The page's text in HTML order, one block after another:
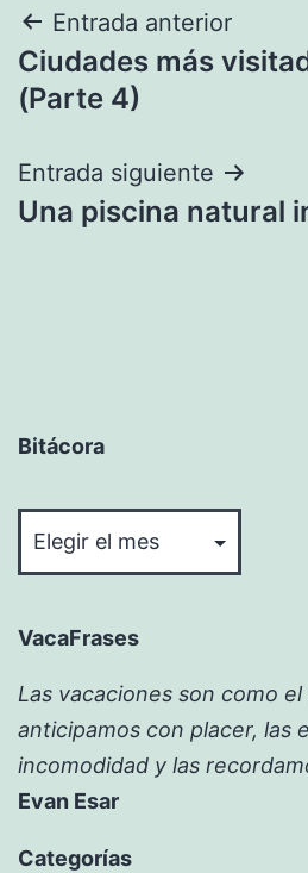
Navegación
de
Entrada anterior
Ciudades más
(Parte 4)
Entrada siguiente
Una piscina natural
Bitácora
VacaFrases
Las vacaciones son como el
anticipamos con placer, las
incomodidad y las
Evan Esar
Categorías